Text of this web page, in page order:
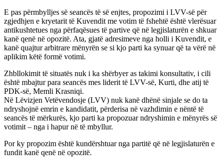
E pas përmbylljes së seancës të së enjtes, propozimi i LVV-së për
zgjedhjen e kryetarit të Kuvendit me votim të fshehtë është vlerësuar
antikushtetues nga përfaqësues të partive që në legjislaturën e shkuar
kanë qenë në opozitë. Ata, gjatë adresimeve nga holli i Kuvendit, e
kanë quajtur arbitrare mënyrën se si kjo parti ka synuar që ta vërë në
aplikim këtë formë votimi.
Zhbllokimit të situatës nuk i ka shërbyer as takimi konsultativ, i cili
është mbajtur para seancës mes liderit të LVV-së, Kurti, dhe atij të
PDK-së, Memli Krasniqi.
Në Lëvizjen Vetëvendosje (LVV) nuk kanë dhënë sinjale se do ta
ndryshojnë emrin e kandidatit, përderisa në vazhdimin e nëntë të
seancës të mërkurës, kjo parti ka propozuar ndryshimin e mënyrës së
votimit – nga i hapur në të mbyllur.
Por ky propozim është kundërshtuar nga partitë që në legjislaturën e
fundit kanë qenë në opozitë.